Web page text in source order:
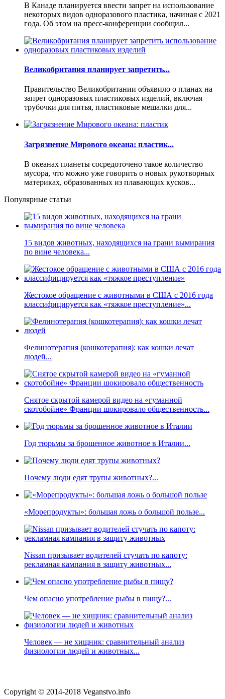
В Канаде планируется ввести запрет на использование
некоторых видов одноразового пластика, начиная с 2021
года. Об этом на пресс-конференции сообщил...
Великобритания планирует запретить...
Правительство Великобритании объявило о планах на
запрет одноразовых пластиковых изделий, включая
трубочки для питья, пластиковые мешалки для...
Загрязнение Мирового океана: пластик...
В океанах планеты сосредоточено такое количество
мусора, что можно уже говорить о новых рукотворных
материках, образованных из плавающих кусков...
Популярные статьи
15 видов животных, находящихся на грани вымирания
по вине человека...
Жестокое обращение с животными в США с 2016 года
классифицируется как «тяжкое преступление»...
Фелинотерапия (кошкотерапия): как кошки лечат
людей...
Снятое скрытой камерой видео на «гуманной
скотобойне» Франции шокировало общественность...
Год тюрьмы за брошенное животное в Италии...
Почему люди едят трупы животных?...
«Морепродукты»: большая ложь о большой пользе...
Nissan призывает водителей стучать по капоту:
рекламная кампания в защиту животных...
Чем опасно употребление рыбы в пищу?...
Человек — не хищник: сравнительный анализ
физиологии людей и животных...
Copyright © 2014-2018 Veganstvo.info